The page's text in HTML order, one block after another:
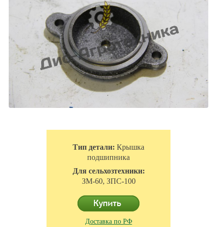
Тип детали: Крышка
подшипника
Для сельхозтехники:
ЗМ-60, ЗПС-100
Доставка по РФ